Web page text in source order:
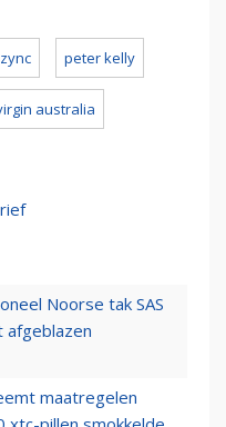
zync peter kelly
australia
Noorse tak SAS
afgeblazen
maatregelen